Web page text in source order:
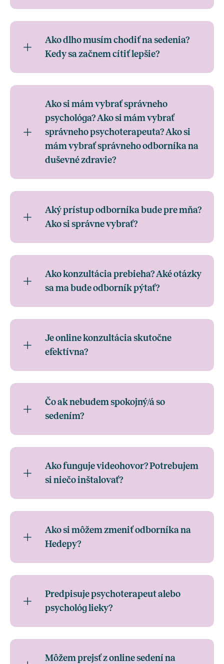
Ako dlho musím chodiť na sedenia?
Kedy sa začnem cítiť lepšie?
Ako si mám vybrať správneho
psychológa? Ako si mám vybrať
správneho psychoterapeuta? Ako si
mám vybrať správneho odborníka na
duševné zdravie?
Aký prístup odborníka bude pre mňa?
Ako si správne vybrať?
Ako konzultácia prebieha? Aké otázky
sa ma bude odborník pýtať?
Je online konzultácia skutočne
efektívna?
Čo ak nebudem spokojný/á so
sedením?
Ako funguje videohovor? Potrebujem
si niečo inštalovať?
Ako si môžem zmeniť odborníka na
Hedepy?
Predpisuje psychoterapeut alebo
psychológ lieky?
Môžem prejsť z online sedení na